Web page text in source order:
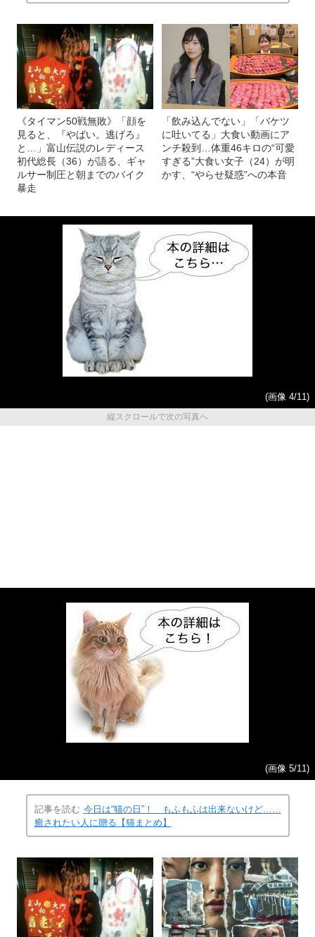
《タイマン50戦無敗》「顔を
見ると、『やばい。逃げろ』
と…」富山伝説のレディース
初代総長（36）が語る、ギャ
ルサー制圧と朝までのバイク
暴走
「飲み込んでない」「バケツ
に吐いてる」大食い動画にア
ンチ殺到…体重46キロの“可愛
すぎる”大食い女子（24）が明
かす、“やらせ疑惑”への本音
(画像 4/11)
縦スクロールで次の写真へ
(画像 5/11)
記事を読む 今日は“猫の日”！ もふもふは出来ないけど……
癒されたい人に贈る【猫まとめ】